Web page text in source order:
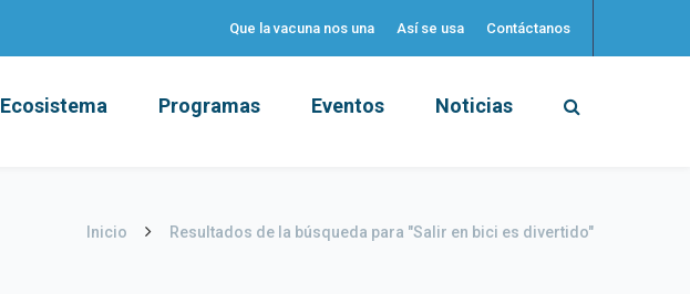
Que la vacuna nos una Así se usa Contáctanos
Ecosistema Programas Eventos Noticias
Inicio Resultados de la búsqueda para "Salir en bici es divertido"